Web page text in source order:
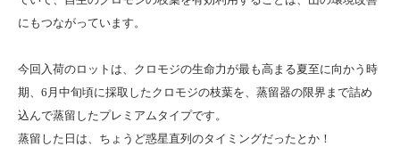
にもつながっています。
今回入荷のロットは、クロモジの生命力が最も高まる夏至に向かう時
期、6月中旬頃に採取したクロモジの枝葉を、蒸留器の限界まで詰め
込んで蒸留したプレミアムタイプです。
蒸留した日は、ちょうど惑星直列のタイミングだったとか！